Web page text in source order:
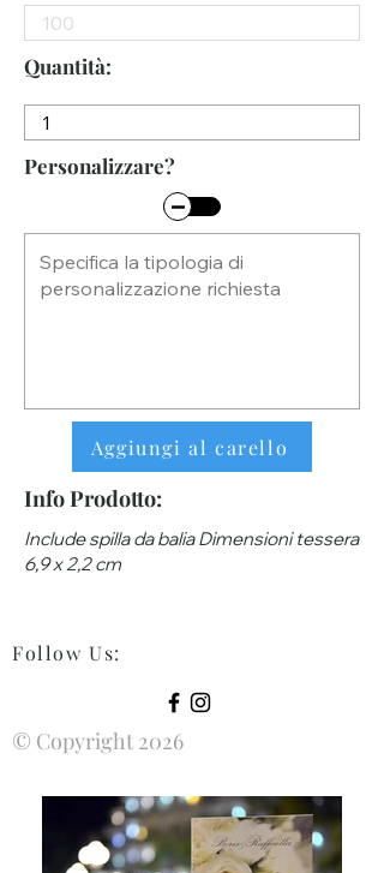
Quantità:
Personalizzare?
Aggiungi al carello
Info Prodotto:
Include spilla da balia Dimensioni tessera
6,9 x 2,2 cm
Follow Us:
© Copyright 2026